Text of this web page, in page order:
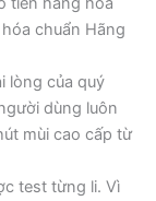
chuẩn Hãng
lòng của quý
dùng luôn
mùi cao cấp từ
test từng li. Vì